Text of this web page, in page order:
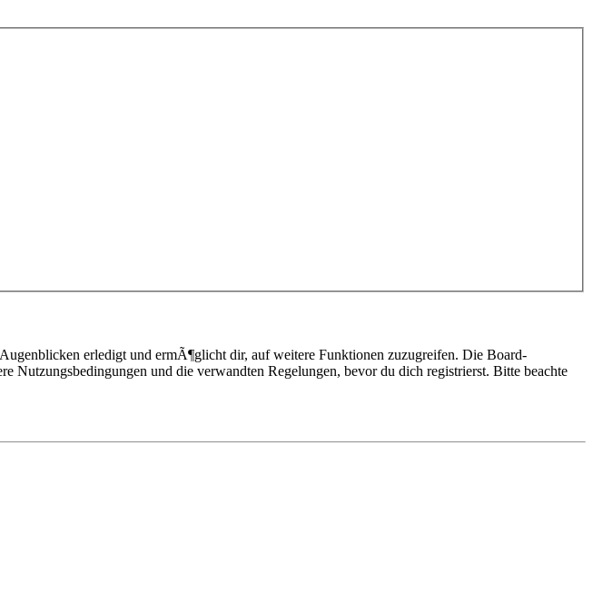
erledigt und ermÃ¶glicht dir, auf weitere Funktionen zuzugreifen. Die Board-
Nutzungsbedingungen und die verwandten Regelungen, bevor du dich registrierst. Bitte beachte